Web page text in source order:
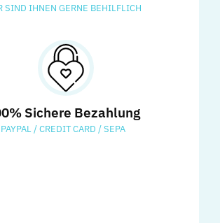
SIND IHNEN GERNE BEHILFLICH
Sichere Bezahlung
PAYPAL / CREDIT CARD / SEPA